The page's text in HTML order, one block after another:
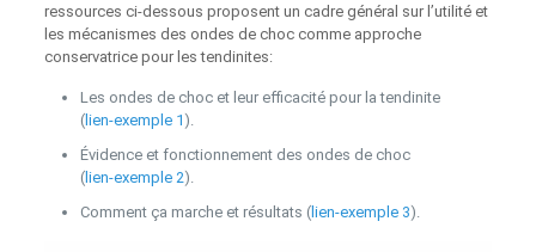
ressources ci‑dessous proposent un cadre général sur l’utilité et
les mécanismes des ondes de choc comme approche
conservatrice pour les tendinites:
Les ondes de choc et leur efficacité pour la tendinite
(lien‑exemple 1 ).
Évidence et fonctionnement des ondes de choc
(lien‑exemple 2).
Comment ça marche et résultats (lien‑exemple 3).